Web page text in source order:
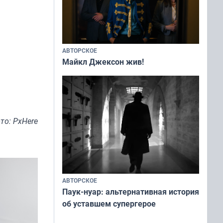
PxHere
АВТОРСКОЕ
Майкл Джексон жив!
АВТОРСКОЕ
Паук-нуар: альтернативная история
об уставшем супергерое